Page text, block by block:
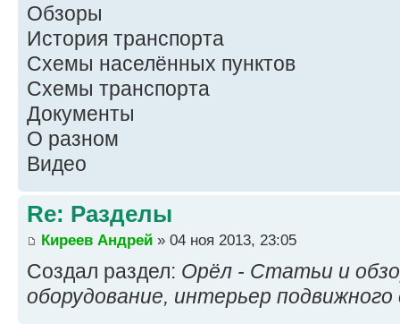
Обзоры
История транспорта
Схемы населённых пунктов
Схемы транспорта
Документы
О разном
Видео
Re: Разделы
Киреев Андрей » 04 ноя 2013, 23:05
Создал раздел: Орёл - Статьи и
оборудование, интерьер